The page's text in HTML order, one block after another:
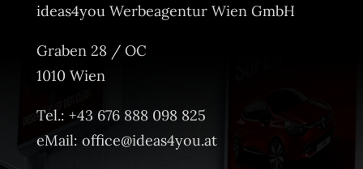
ideas4you Werbeagentur Wien GmbH
Graben 28 / OC
1010 Wien
Tel.: +43 676 888 098 825
eMail: office@ideas4you.at